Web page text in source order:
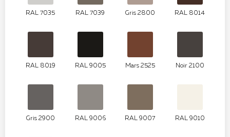
RAL 7035 RAL 7039 Gris 2800 RAL 8014
RAL 8019 RAL 9005 Mars 2525 Noir 2100
Gris 2900 RAL 9006 RAL 9007 RAL 9010